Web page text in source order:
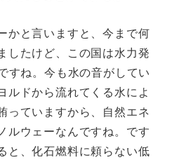
かと言いますと、今まで何
したけど、この国は水力発
すね。今も水の音がしてい
ルドから流れてくる水によ
っていますから、自然エネ
ルウェーなんですね。です
と、化石燃料に頼らない低